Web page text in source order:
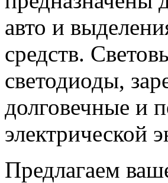
авто и
средств.
светодиоды,
долговечные и
электрической
Предлагаем